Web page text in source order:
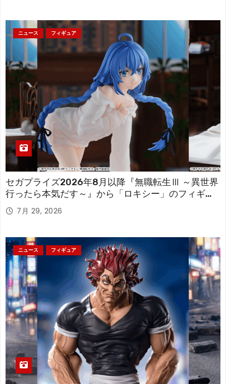
ニュース フィギュア
セガプライズ2026年8月以降『無職転生Ⅲ ～異世界
行ったら本気だす～』から「ロキシー」のフィギュ
アが登場！
7月 29, 2026
ニュース フィギュア